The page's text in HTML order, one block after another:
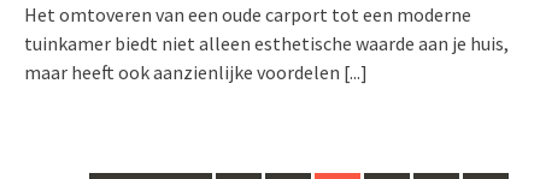
Het omtoveren van een oude carport tot een moderne
tuinkamer biedt niet alleen esthetische waarde aan je huis,
maar heeft ook aanzienlijke voordelen [...]